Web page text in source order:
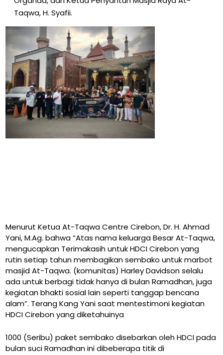
Taqwa, H. Syafii.
Menurut Ketua At-Taqwa Centre Cirebon, Dr. H. Ahmad
Yani, M.Ag. bahwa “Atas nama keluarga Besar At-Taqwa,
mengucapkan Terimakasih untuk HDCI Cirebon yang
rutin setiap tahun membagikan sembako untuk marbot
masjid At-Taqwa. (komunitas) Harley Davidson selalu
ada untuk berbagi tidak hanya di bulan Ramadhan, juga
kegiatan bhakti sosial lain seperti tanggap bencana
alam”. Terang Kang Yani saat mentestimoni kegiatan
HDCI Cirebon yang diketahuinya
1000 (Seribu) paket sembako disebarkan oleh HDCI pada
bulan suci Ramadhan ini dibeberapa titik di